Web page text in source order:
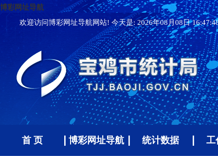
博彩网址导航
欢迎访问博彩网址导航网站! 今天是:2026年08月08日
首 页 博彩网址导航 统计数据 工